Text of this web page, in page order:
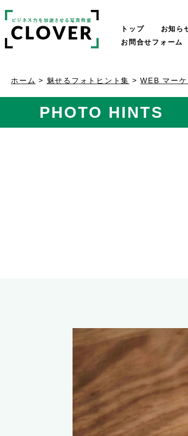
トップ お知ら
お問合せフォーム
ホーム > 魅せるフォトヒント集 >WEB マー
PHOTO HINTS